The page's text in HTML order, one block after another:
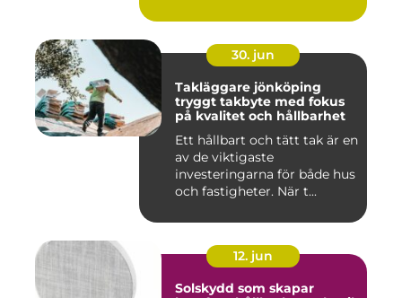
30. jun
Takläggare jönköping
tryggt takbyte med fokus
på kvalitet och hållbarhet
Ett hållbart och tätt tak är en
av de viktigaste
investeringarna för både hus
och fastigheter. När t...
12. jun
Solskydd som skapar